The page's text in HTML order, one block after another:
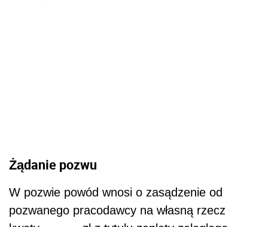
Żądanie pozwu
W pozwie powód wnosi o zasądzenie od
pozwanego pracodawcy na własną rzecz